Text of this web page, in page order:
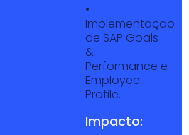
•
Implementação
de SAP Goals
&
Performance e
Employee
Profile.
Impacto: